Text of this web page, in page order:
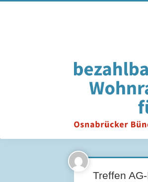
Treffen